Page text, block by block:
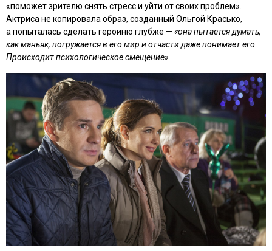
«поможет зрителю снять стресс и уйти от своих проблем».
Актриса не копировала образ, созданный Ольгой Красько,
а попыталась сделать героиню глубже — «она пытается думать,
как маньяк, погружается в его мир и отчасти даже понимает его.
Происходит психологическое смещение»